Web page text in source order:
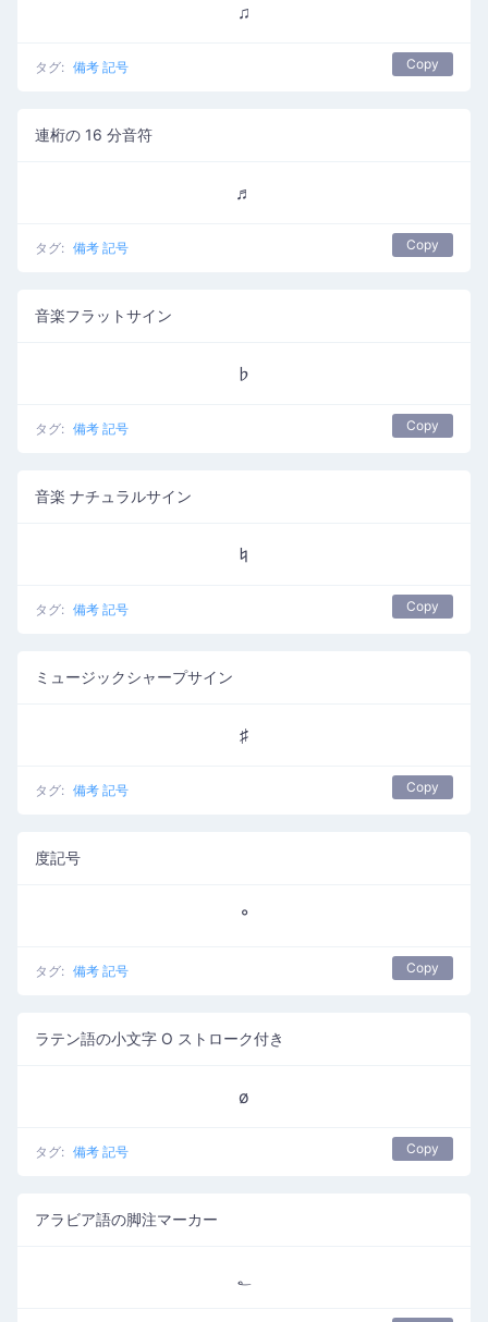
♫
タグ: 備考 記号 Copy
連桁の 16 分音符
♬
タグ: 備考 記号 Copy
音楽フラットサイン
♭
タグ: 備考 記号 Copy
音楽 ナチュラルサイン
♮
タグ: 備考 記号 Copy
ミュージックシャープサイン
♯
タグ: 備考 記号 Copy
度記号
°
タグ: 備考 記号 Copy
ラテン語の小文字 O ストローク付き
ø
タグ: 備考 記号 Copy
アラビア語の脚注マーカー
؂